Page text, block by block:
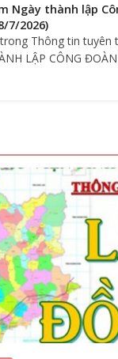
Ngày thành lập
7/2026)
Thông tin tuyên
LẬP CÔNG